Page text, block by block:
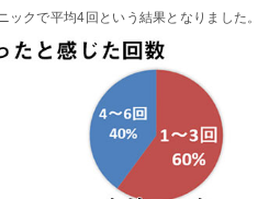
ックで平均4回という結果となりました。